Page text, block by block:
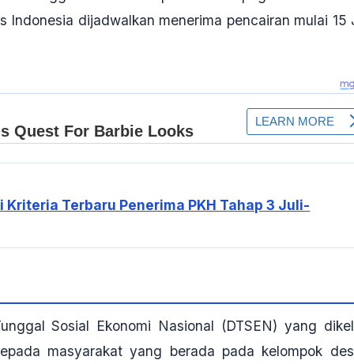
Indonesia dijadwalkan menerima pencairan mulai 15
Kriteria Terbaru Penerima PKH Tahap 3 Juli-
Sosial Ekonomi Nasional (DTSEN) yang
masyarakat yang berada pada kelompok